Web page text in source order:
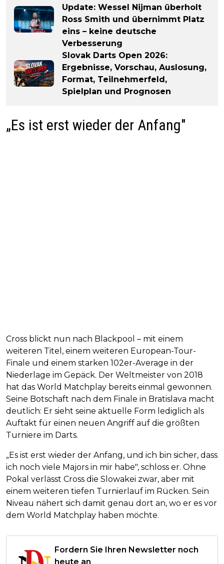
Update: Wessel Nijman überholt
Ross Smith und übernimmt Platz
eins – keine deutsche
Verbesserung
Slovak Darts Open 2026:
Ergebnisse, Vorschau, Auslosung,
Format, Teilnehmerfeld,
Spielplan und Prognosen
„Es ist erst wieder der Anfang"
Cross blickt nun nach Blackpool – mit einem
weiteren Titel, einem weiteren European-Tour-
Finale und einem starken 102er-Average in der
Niederlage im Gepäck. Der Weltmeister von 2018
hat das World Matchplay bereits einmal gewonnen.
Seine Botschaft nach dem Finale in Bratislava macht
deutlich: Er sieht seine aktuelle Form lediglich als
Auftakt für einen neuen Angriff auf die größten
Turniere im Darts.
„Es ist erst wieder der Anfang, und ich bin sicher, dass
ich noch viele Majors in mir habe", schloss er. Ohne
Pokal verlässt Cross die Slowakei zwar, aber mit
einem weiteren tiefen Turnierlauf im Rücken. Sein
Niveau nähert sich damit genau dort an, wo er es vor
dem World Matchplay haben möchte.
Fordern Sie Ihren Newsletter noch
heute an